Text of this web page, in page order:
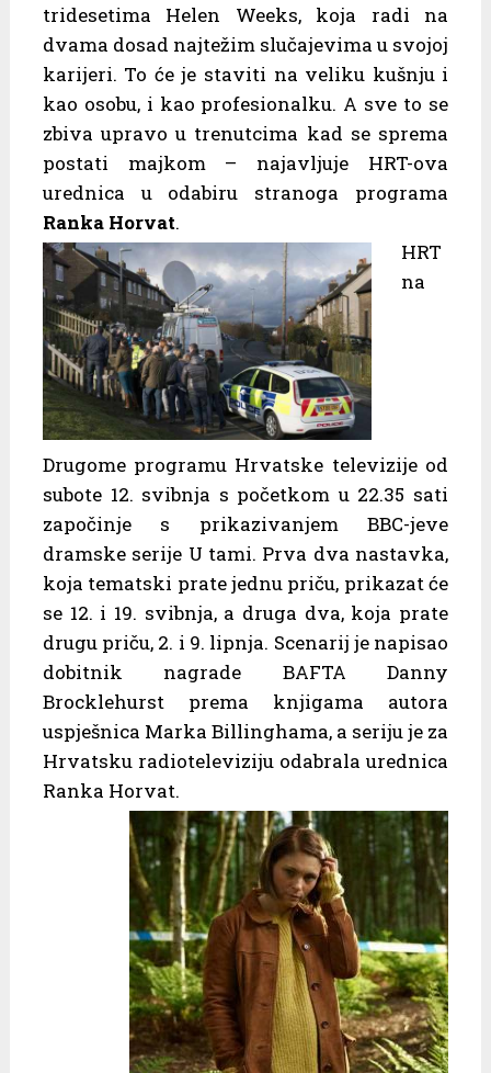
tridesetima Helen Weeks, koja radi na
dvama dosad najtežim slučajevima u svojoj
karijeri. To će je staviti na veliku kušnju i
kao osobu, i kao profesionalku. A sve to se
zbiva upravo u trenutcima kad se sprema
postati majkom – najavljuje HRT-ova
urednica u odabiru stranoga programa
Ranka Horvat.
HRT
na
Drugome programu Hrvatske televizije od
subote 12. svibnja s početkom u 22.35 sati
započinje s prikazivanjem BBC-jeve
dramske serije U tami. Prva dva nastavka,
koja tematski prate jednu priču, prikazat će
se 12. i 19. svibnja, a druga dva, koja prate
drugu priču, 2. i 9. lipnja. Scenarij je napisao
dobitnik nagrade BAFTA Danny
Brocklehurst prema knjigama autora
uspješnica Marka Billinghama, a seriju je za
Hrvatsku radioteleviziju odabrala urednica
Ranka Horvat.